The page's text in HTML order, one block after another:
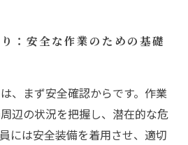
の実現：手順とポイントのま
来：安全性を高める取り組み
：安全な作業のための基礎
、まず安全確認からです。作業
辺の状況を把握し、潜在的な危
には安全装備を着用させ、適切